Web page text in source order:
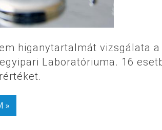
higanytartalmát vizsgálata
Laboratóriuma. 16
»